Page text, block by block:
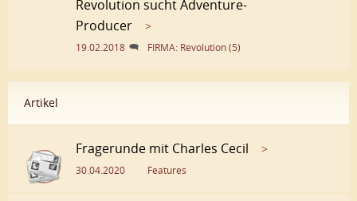
Revolution sucht Adventure-
Producer
>
19.02.2018 FIRMA: Revolution (5)
Artikel
Fragerunde mit Charles Cecil >
30.04.2020 Features